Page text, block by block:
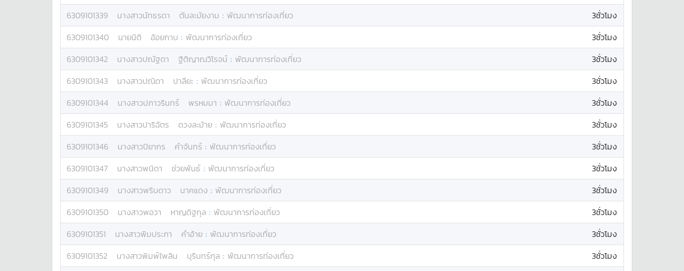
6309101339
นางสาวนัทธรดา ตันละมัยงาม : พัฒนาการท่องเที่ยว
3ชั่วโมง
6309101340
นายนิติ อ้อยกาบ : พัฒนาการท่องเที่ยว
3ชั่วโมง
6309101342
นางสาวปณัฐดา ฐิติญาณวิโรจน์ : พัฒนาการท่องเที่ยว
3ชั่วโมง
6309101343
นางสาวปณิดา ปาลียะ : พัฒนาการท่องเที่ยว
3ชั่วโมง
6309101344
นางสาวปภาวรินทร์ พรหมมา : พัฒนาการท่องเที่ยว
3ชั่วโมง
6309101345
นางสาวปาริฉัตร ดวงละม้าย : พัฒนาการท่องเที่ยว
3ชั่วโมง
6309101346
นางสาวปิยากร คำจันทร์ : พัฒนาการท่องเที่ยว
3ชั่วโมง
6309101347
นางสาวพนิดา ช่วยพันธ์ : พัฒนาการท่องเที่ยว
3ชั่วโมง
6309101349
นางสาวพริบดาว นาคแดง : พัฒนาการท่องเที่ยว
3ชั่วโมง
6309101350
นางสาวพอวา หาญดิฐกุล : พัฒนาการท่องเที่ยว
3ชั่วโมง
6309101351
นางสาวพิมประภา คำอ้าย : พัฒนาการท่องเที่ยว
3ชั่วโมง
6309101352
นางสาวพิมพ์ไพลิน บุรินทร์กุล : พัฒนาการท่องเที่ยว
3ชั่วโมง